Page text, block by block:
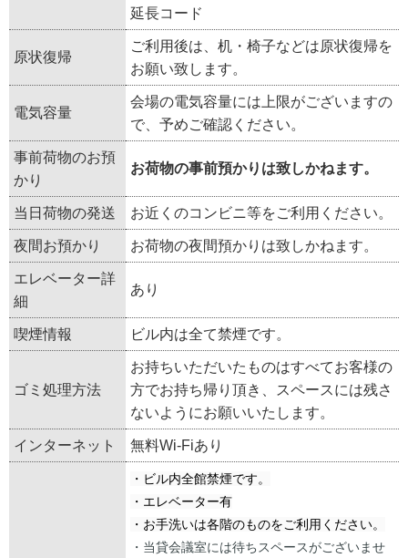
延長コード
原状復帰
ご利用後は、机・椅子などは原状復帰を
お願い致します。
電気容量
会場の電気容量には上限がございますの
で、予めご確認ください。
事前荷物のお預
かり
お荷物の事前預かりは致しかねます。
当日荷物の発送 お近くのコンビニ等をご利用ください。
夜間お預かり お荷物の夜間預かりは致しかねます。
エレベーター詳
細
あり
喫煙情報 ビル内は全て禁煙です。
ゴミ処理方法
お持ちいただいたものはすべてお客様の
方でお持ち帰り頂き、スペースには残さ
ないようにお願いいたします。
インターネット 無料Wi-Fiあり
・ビル内全館禁煙です。
・エレベーター有
・お手洗いは各階のものをご利用ください。
・当貸会議室には待ちスペースがございませ